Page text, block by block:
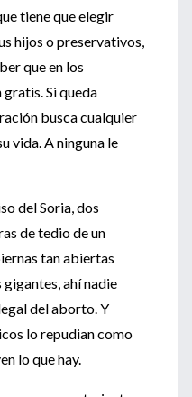
tiene que elegir
hijos o preservativos,
que en los
Si queda
busca cualquier
vida. A ninguna le
del Soria, dos
de tedio de un
tan abiertas
gigantes, ahí nadie
del aborto. Y
lo repudian como
lo que hay.